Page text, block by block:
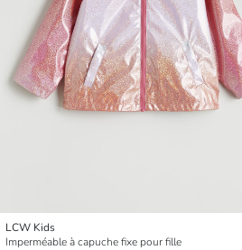
LCW Kids
Imperméable à capuche fixe pour fille